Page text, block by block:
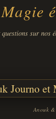
sur nos
Anouk